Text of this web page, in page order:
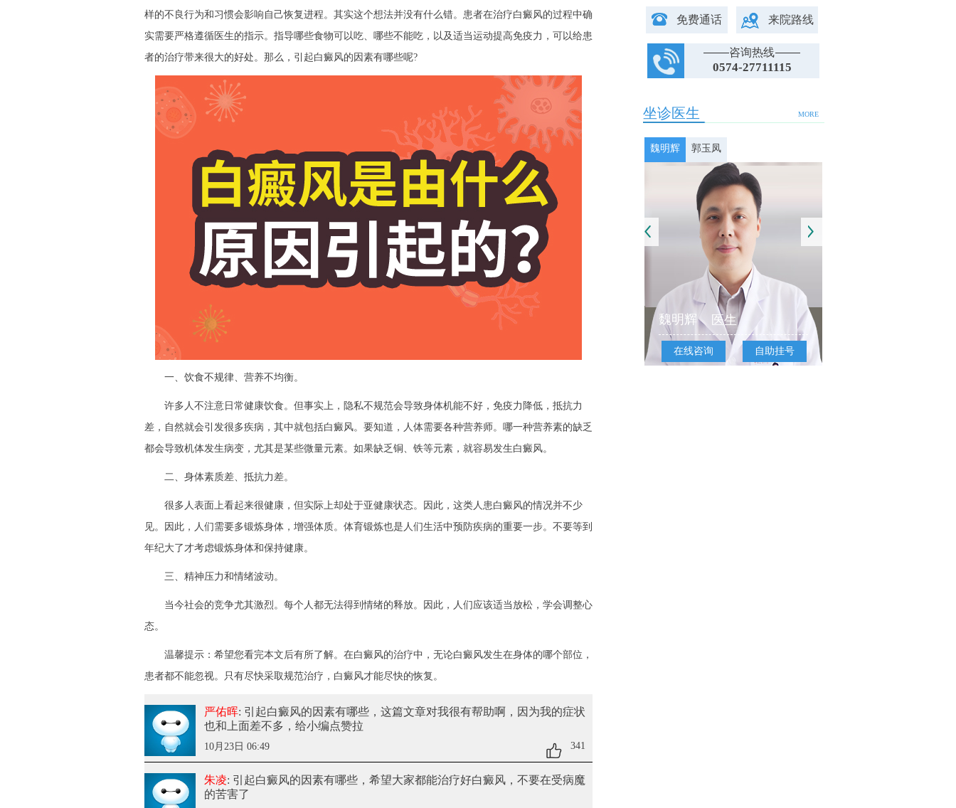
样的不良行为和习惯会影响自己恢复进程。其实这个想法并没有什么错。患者在治疗白癜风的过程中确
实需要严格遵循医生的指示。指导哪些食物可以吃、哪些不能吃，以及适当运动提高免疫力，可以给患
者的治疗带来很大的好处。那么，引起白癜风的因素有哪些呢?
一、饮食不规律、营养不均衡。
许多人不注意日常健康饮食。但事实上，隐私不规范会导致身体机能不好，免疫力降低，抵抗力
差，自然就会引发很多疾病，其中就包括白癜风。要知道，人体需要各种营养师。哪一种营养素的缺乏
都会导致机体发生病变，尤其是某些微量元素。如果缺乏铜、铁等元素，就容易发生白癜风。
二、身体素质差、抵抗力差。
很多人表面上看起来很健康，但实际上却处于亚健康状态。因此，这类人患白癜风的情况并不少
见。因此，人们需要多锻炼身体，增强体质。体育锻炼也是人们生活中预防疾病的重要一步。不要等到
年纪大了才考虑锻炼身体和保持健康。
三、精神压力和情绪波动。
当今社会的竞争尤其激烈。每个人都无法得到情绪的释放。因此，人们应该适当放松，学会调整心
态。
温馨提示：希望您看完本文后有所了解。在白癜风的治疗中，无论白癜风发生在身体的哪个部位，
患者都不能忽视。只有尽快采取规范治疗，白癜风才能尽快的恢复。
严佑晖: 引起白癜风的因素有哪些，这篇文章对我很有帮助啊，因为我的症状
也和上面差不多，给小编点赞拉
10月23日 06:49 341
朱凌: 引起白癜风的因素有哪些，希望大家都能治疗好白癜风，不要在受病魔
的苦害了
免费通话 来院路线
咨询热线
0574-27711115
MORE
坐诊医生
魏明辉 郭玉凤
魏明辉 医生
在线咨询 自助挂号